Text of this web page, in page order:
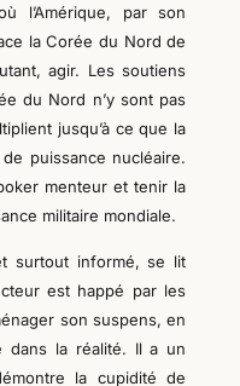
l’Amérique, par son
la Corée du Nord de
agir. Les soutiens
du Nord n’y sont pas
jusqu’à ce que la
puissance nucléaire.
menteur et tenir la
militaire mondiale.
surtout informé, se lit
est happé par les
son suspens, en
dans la réalité. Il a un
la cupidité de